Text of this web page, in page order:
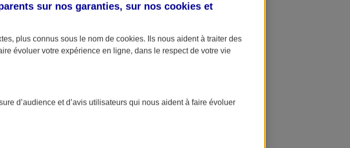
L'application AXA Banque
sur nos garanties, sur nos cookies et
plus connus sous le nom de cookies. Ils nous aident à traiter des
évoluer votre expérience en ligne, dans le respect de votre vie
d’audience et d’avis utilisateurs qui nous aident à faire évoluer